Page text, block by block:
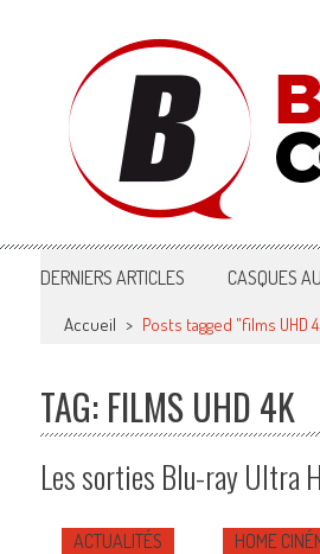
Blog Cobra
Toute l'actu Image & Son !
DERNIERS ARTICLES CASQUES
Accueil > Posts tagged "films UHD
TAG: FILMS UHD 4K
Les sorties Blu-ray Ultra
ACTUALITÉS HOME